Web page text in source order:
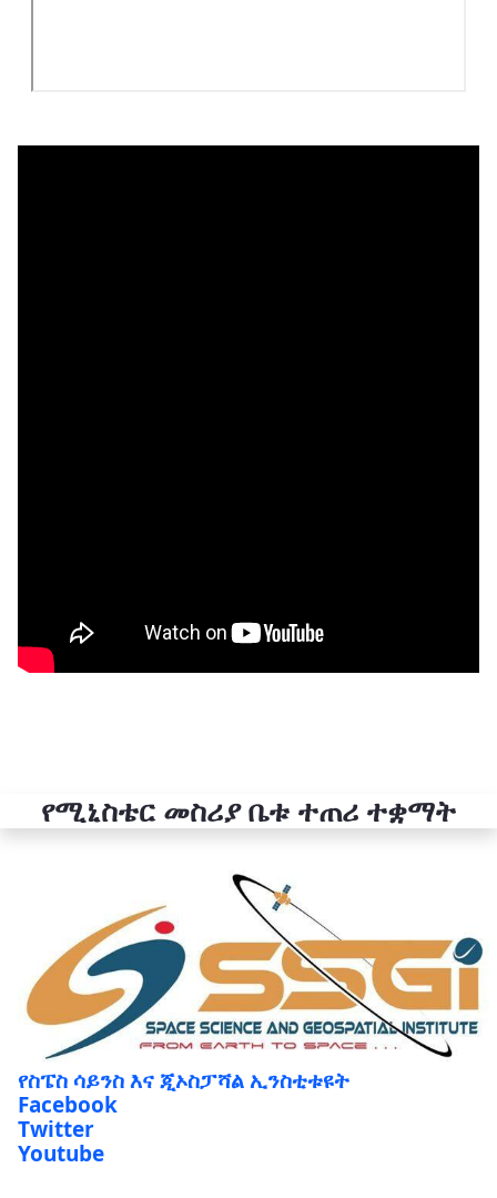
የሚኒስቴር መስሪያ ቤቱ ተጠሪ ተቋማት
የስፔስ ሳይንስ እና ጂኦስፓሻል ኢንስቲቱዩት
Facebook
Twitter
Youtube